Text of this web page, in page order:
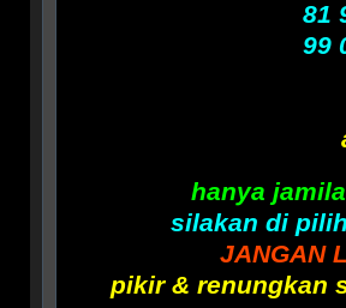
81
99
hanya
silakan di
JANGAN
pikir & renungkan